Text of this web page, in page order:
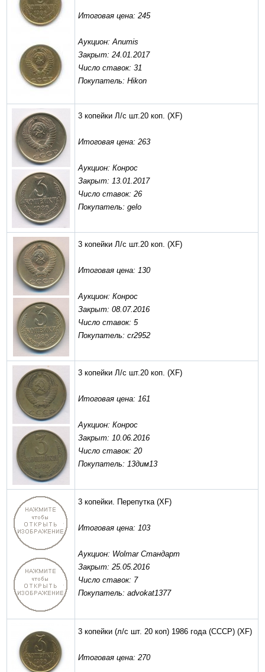
Итоговая цена: 245
Аукцион: Anumis
Закрыт: 24.01.2017
Число ставок: 31
Покупатель: Hikon
3 копейки Л/с шт.20 коп. (XF)
Итоговая цена: 263
Аукцион: Конрос
Закрыт: 13.01.2017
Число ставок: 26
Покупатель: gelo
3 копейки Л/с шт.20 коп. (XF)
Итоговая цена: 130
Аукцион: Конрос
Закрыт: 08.07.2016
Число ставок: 5
Покупатель: cr2952
3 копейки Л/с шт.20 коп. (XF)
Итоговая цена: 161
Аукцион: Конрос
Закрыт: 10.06.2016
Число ставок: 20
Покупатель: 13дим13
3 копейки. Перепутка(XF)
Итоговая цена: 103
Аукцион: Wolmar Стандарт
Закрыт: 25.05.2016
Число ставок: 7
Покупатель: advokat1377
3 копейки (л/с шт. 20 коп) 1986 года (СССР) (XF)
Итоговая цена: 270